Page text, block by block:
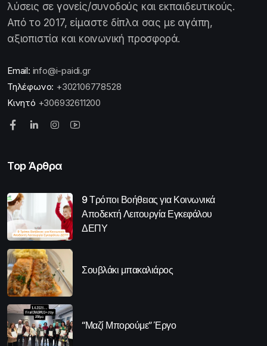
λύσεις σε γονείς/συνοδούς και εκπαιδευτικούς.
Από το 2017, είμαστε δίπλα σας με αγάπη,
αξιοπιστία και κοινωνική προσφορά.
Email: info@i-paidi.gr
Τηλέφωνο: +302106778528
Κινητό +306932611200
Top Άρθρα
9 Τρόποι Βοήθειας για Κοινωνικά
Αποδεκτή Λειτουργία Εγκεφάλου
ΔΕΠΥ
Σουβλάκι μπακαλιάρος
“Μαζί Μπορούμε” Έργο